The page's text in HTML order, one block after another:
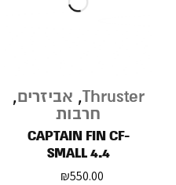
Thruster
, אביזרים,
חרבות
CAPTAIN FIN CF-
SMALL 4.4
₪550.00